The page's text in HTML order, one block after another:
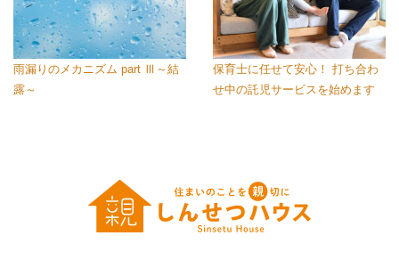
雨漏りのメカニズム part Ⅲ～結
露～
保育士に任せて安心！ 打ち合わ
せ中の託児サービスを始めます